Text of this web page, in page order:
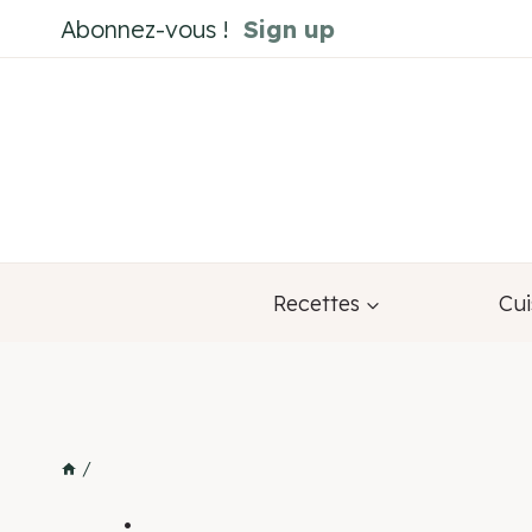
au
Abonnez-vous ! Sign up
Recettes
/